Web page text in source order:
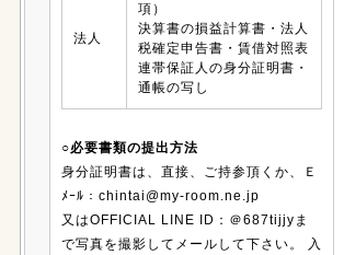
法人
項）
決算書の損益計算書・法人
税確定申告書・賃借対照表
連帯保証人の身分証明書・
通帳の写し
○必要書類の提出方法
身分証明書は、直接、ご持参頂くか、Ｅ
ﾒｰﾙ：chintai@my-room.ne.jp
又はOFFICIAL LINE ID：＠687tijjyま
で写真を撮影してメールして下さい。 入